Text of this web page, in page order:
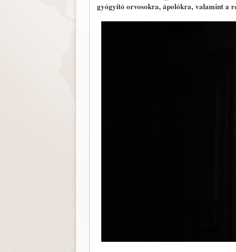
gyógyító orvosokra, ápolókra, valamint a